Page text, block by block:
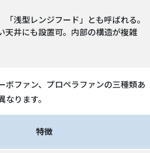
浅型レンジフード」とも呼ばれる。
天井にも設置可。内部の構造が複雑
ボファン、プロペラファンの三種類あ
ります。
特徴